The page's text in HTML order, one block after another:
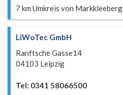
7 km Umkreis von Markkleeberg
LiWoTec GmbH
Ranftsche Gasse14
04103 Leipzig
Tel: 0341 58066500